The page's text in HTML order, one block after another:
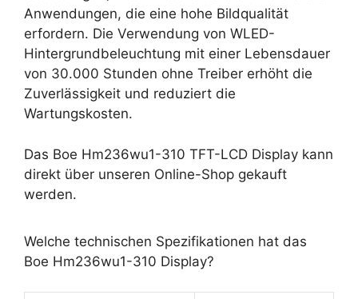
Anwendungen, die eine hohe Bildqualität
erfordern. Die Verwendung von WLED-
Hintergrundbeleuchtung mit einer Lebensdauer
von 30.000 Stunden ohne Treiber erhöht die
Zuverlässigkeit und reduziert die
Wartungskosten.
Das Boe Hm236wu1-310 TFT-LCD Display kann
direkt über unseren Online-Shop gekauft
werden.
Welche technischen Spezifikationen hat das
Boe Hm236wu1-310 Display?